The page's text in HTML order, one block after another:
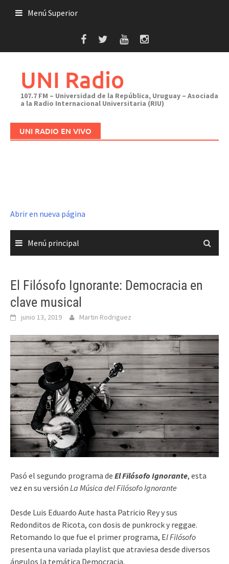
Menú Superior
UNI Radio
107.7 FM – Universidad de la República, Uruguay – Asociada
a la Radio Internacional Universitaria (RIU)
UNI RADIO EN VIVO
Abrir en nueva página
Menú principal
El Filósofo Ignorante: Democracia en
clave musical
junio 13, 2019 Martin Rodriguez
Pasó el segundo programa de El Filósofo Ignorante, esta
vez en su versión La Música del Filósofo Ignorante
Desde Luis Eduardo Aute hasta Patricio Rey y sus
Redonditos de Ricota, con dosis de punkrock y reggae.
Retomando lo que fue el primer programa, El Filósofo
presenta una variada playlist que atraviesa desde diversos
ángulos la temática Democracia.